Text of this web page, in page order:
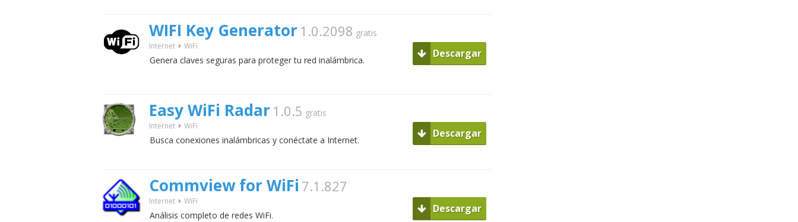
WIFI Key Generator 1.0.2098 gratis
Internet WiFi
Genera claves seguras para proteger tu red inalámbrica.
Descargar
Easy WiFi Radar 1.0.5 gratis
Internet WiFi
Busca conexiones inalámbricas y conéctate a Internet.
Descargar
Commview for WiFi 7.1.827
Internet WiFi
Análisis completo de redes WiFi.
Descargar